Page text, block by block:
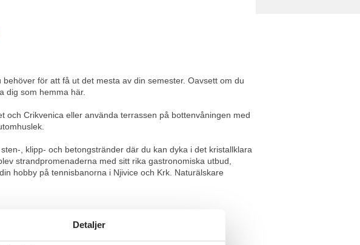
för att få ut det mesta av din semester. Oavsett om du
dig som hemma här.
Crikvenica eller använda terrassen på bottenvåningen med
, klipp- och betongstränder där du kan dyka i det kristallklara
strandpromenaderna med sitt rika gastronomiska utbud,
hobby på tennisbanorna i Njivice och Krk. Naturälskare
Detaljer